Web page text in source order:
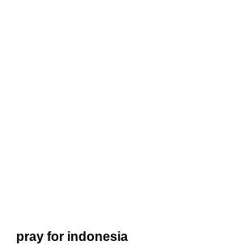
pray for indonesia